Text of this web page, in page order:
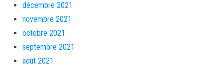
décembre 2021
novembre 2021
octobre 2021
septembre 2021
août 2021